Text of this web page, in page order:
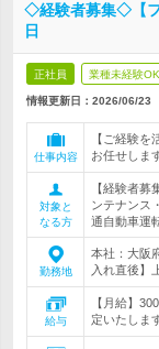
◇経験者募集◇【フ
日
正社員 業種未経験OK
情報更新日：2026/06/23
仕事内容
【ご経験
お任せしま
対象と
なる方
【経験者
ンテナンス
通自動車運
勤務地
本社：大阪
入れ直後】
給与
【月給】
定いたしま